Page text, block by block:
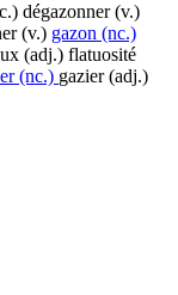
dégazonner(v.)
(v.) gazon (nc.)
(adj.) flatuosité
(nc.) gazier(adj.)